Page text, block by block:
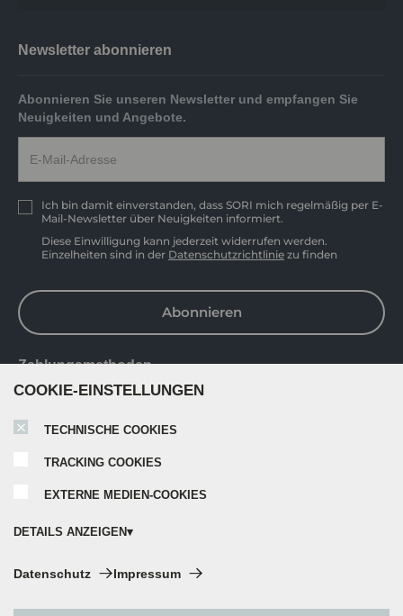
COOKIE-EINSTELLUNGEN
TECHNISCHE COOKIES
TRACKING COOKIES
EXTERNE MEDIEN-COOKIES
DETAILS ANZEIGEN
Technische Cookies:
Datenschutz Impressum
Newsletter abonnieren
Abonnieren Sie unseren Newsletter und empfangen Sie
Neuigkeiten und Angebote.
Ich bin damit einverstanden, dass SORI mich regelmäßig per E-
Mail-Newsletter über Neuigkeiten informiert.
Diese Einwilligung kann jederzeit widerrufen werden.
Einzelheiten sind in der Datenschutzrichtlinie zu finden
Abonnieren
Zahlungsmethoden